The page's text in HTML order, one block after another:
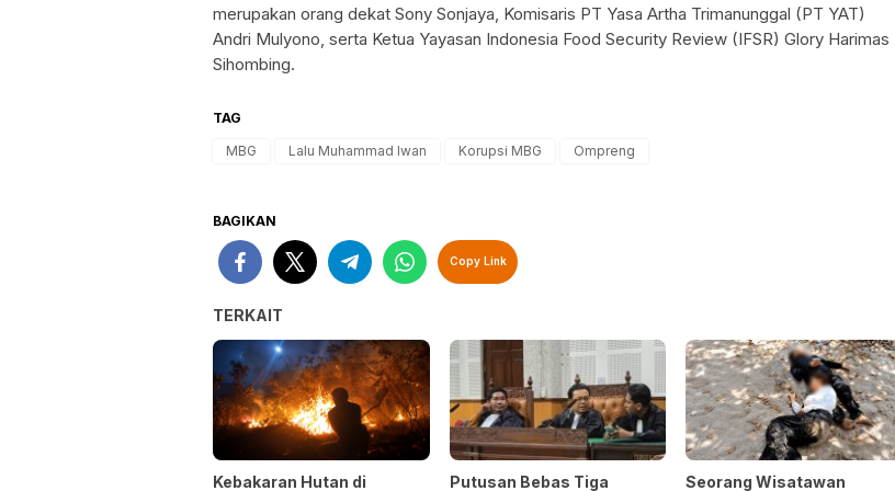
merupakan orang dekat Sony Sonjaya, Komisaris PT Yasa Artha Trimanunggal (PT YAT)
Andri Mulyono, serta Ketua Yayasan Indonesia Food Security Review (IFSR) Glory Harimas
Sihombing.
TAG
MBG
Lalu Muhammad Iwan Korupsi MBG Ompreng
BAGIKAN
Copy Link
TERKAIT
Kebakaran Hutan di
Putusan Bebas Tiga
Seorang Wisatawan